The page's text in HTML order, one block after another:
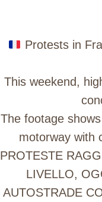
Protests in
This weekend,
The footage
motorway with
PROTESTE
LIVELLO,
AUTOSTRADE